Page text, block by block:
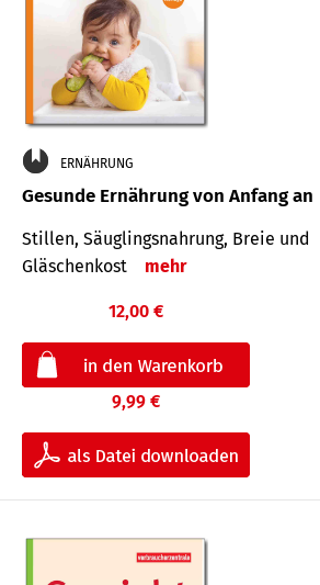
ERNÄHRUNG
Gesunde Ernährung von Anfang an
Stillen, Säuglingsnahrung, Breie und
Gläschenkost
mehr
12,00 €
9,99 €